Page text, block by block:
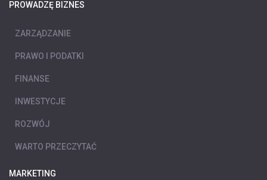
PROWADZĘ BIZNES
ZARZĄDZANIE
PRAWO I PODATKI
FINANSE
INWESTYCJE
ROZWÓJ
WARTO PRZECZYTAĆ
MARKETING